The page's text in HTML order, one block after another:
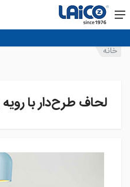
خانه
لحاف طرح‌‌دار با